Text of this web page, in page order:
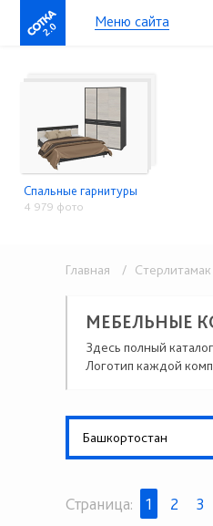
2.0 Меню сайта
Спальные гарнитуры
4 979 фото
Главная / Стерлитамак
МЕБЕЛЬНЫЕ
Здесь полный
Логотип каждой
Башкортостан
Страница: 1 2 3